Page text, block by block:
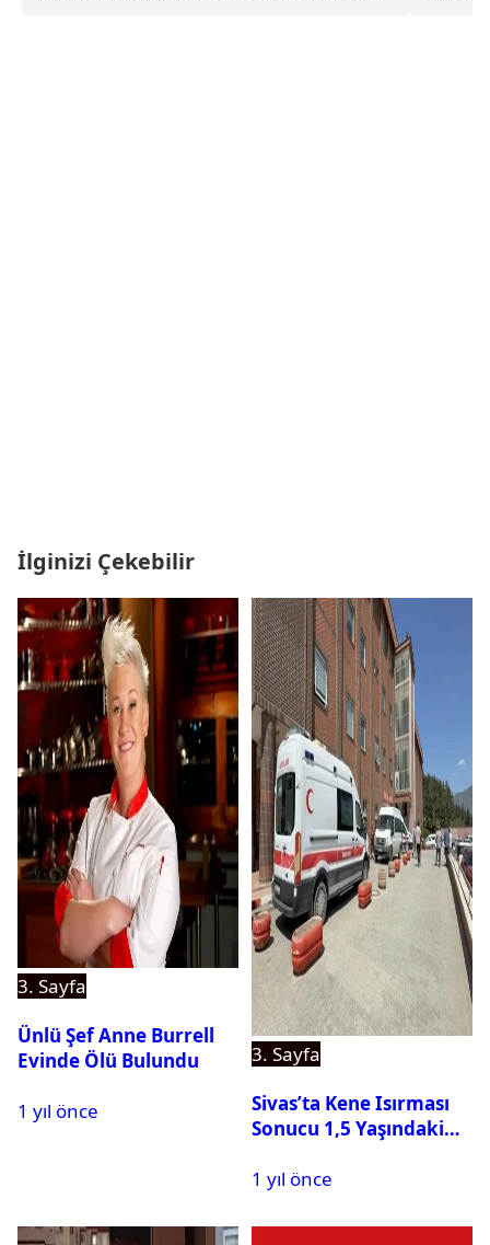
İlginizi Çekebilir
3. Sayfa
Ünlü Şef Anne Burrell
Evinde Ölü Bulundu
1 yıl önce
3. Sayfa
Sivas’ta Kene Isırması
Sonucu 1,5 Yaşındaki
Kaybetti
1 yıl önce